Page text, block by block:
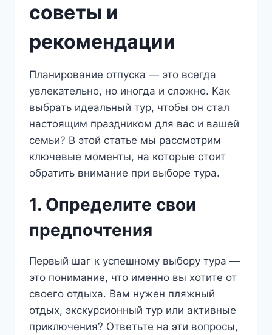
советы и
рекомендации
Планирование отпуска — это всегда
увлекательно, но иногда и сложно. Как
выбрать идеальный тур, чтобы он стал
настоящим праздником для вас и вашей
семьи? В этой статье мы рассмотрим
ключевые моменты, на которые стоит
обратить внимание при выборе тура.
1. Определите свои
предпочтения
Первый шаг к успешному выбору тура —
это понимание, что именно вы хотите от
своего отдыха. Вам нужен пляжный
отдых, экскурсионный тур или активные
приключения? Ответьте на эти вопросы,